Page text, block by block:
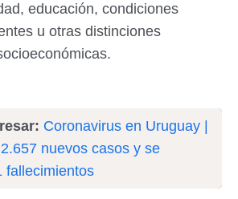
educación, condiciones
u otras distinciones
Coronavirus en Uruguay |
nuevos casos y se
fallecimientos